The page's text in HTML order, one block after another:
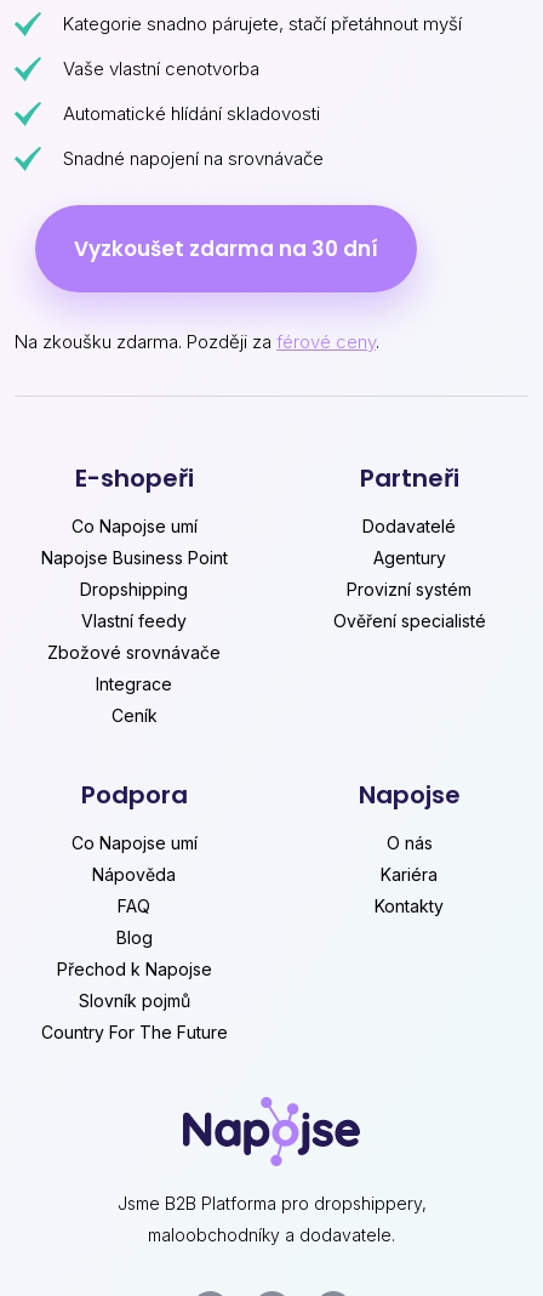
Kategorie snadno párujete, stačí přetáhnout myší
Vaše vlastní cenotvorba
Automatické hlídání skladovosti
Snadné napojení na srovnávače
Vyzkoušet zdarma na 30 dní
Na zkoušku zdarma. Později za férové ceny.
Jsme B2B Platforma pro dropshippery,
maloobchodníky a dodavatele.
E-shopeři
Co Napojse umí
Napojse Business Point
Dropshipping
Vlastní feedy
Zbožové srovnávače
Integrace
Ceník
Partneři
Dodavatelé
Agentury
Provizní systém
Ověření specialisté
Podpora
Co Napojse umí
Nápověda
FAQ
Blog
Přechod k Napojse
Slovník pojmů
Country For The Future
Napojse
O nás
Kariéra
Kontakty